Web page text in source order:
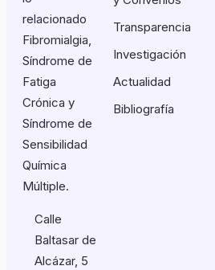
relacionado
Fibromialgia,
Síndrome de
Fatiga
Crónica y
Síndrome de
Sensibilidad
Química
Múltiple.
Calle
Baltasar de
Alcázar, 5
Transparencia
Investigación
Actualidad
Bibliografía